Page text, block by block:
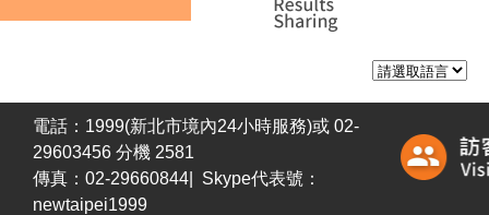
電話：1999(新北市境內24小時服務)或 02-
29603456 分機 2581
傳真：02-29660844| Skype代表號：
newtaipei1999